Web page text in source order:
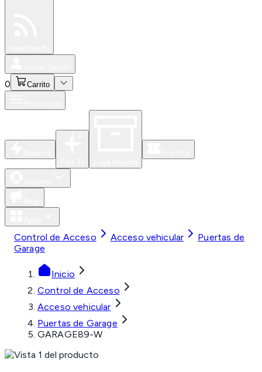
0 Carrito
Control de Acceso Acceso vehicular
Puertas de
Garage
Inicio
Control de Acceso
Acceso vehicular
Puertas de Garage
GARAGE89-W